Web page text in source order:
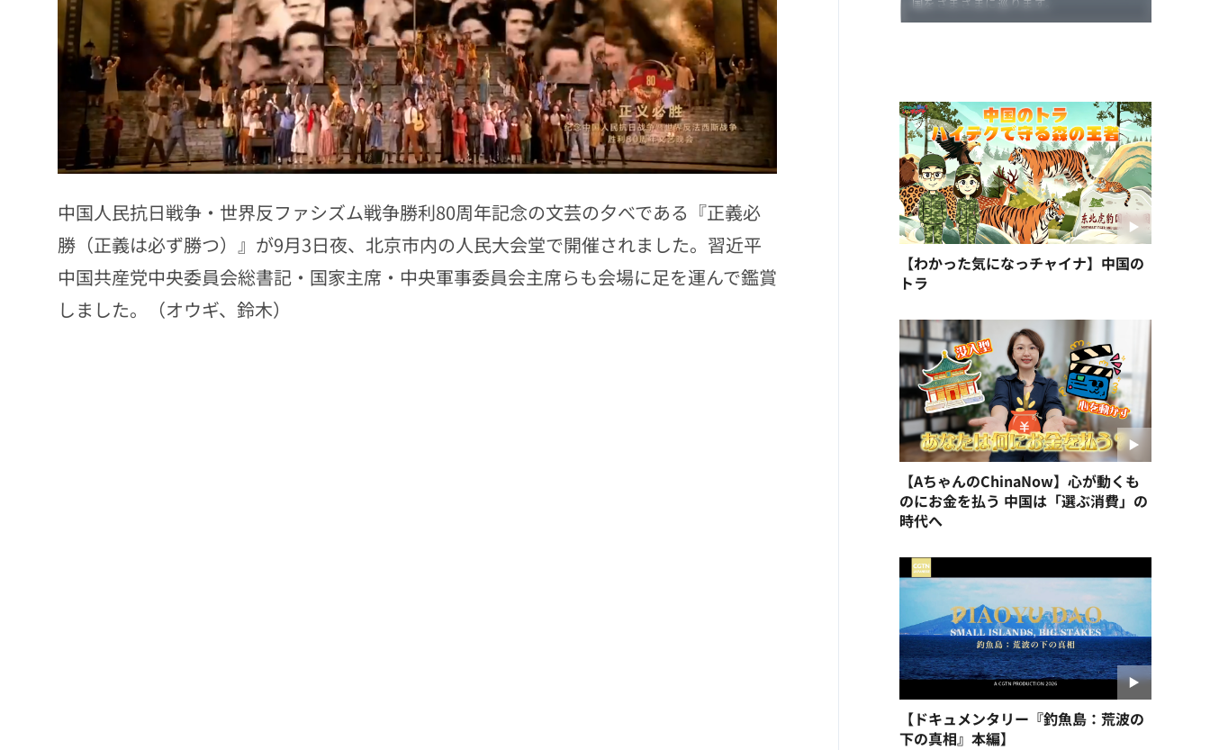
中国人民抗日戦争・世界反ファシズム戦争勝利80周年記念の文芸の夕べである『正義必
勝（正義は必ず勝つ）』が9月3日夜、北京市内の人民大会堂で開催されました。習近平
中国共産党中央委員会総書記・国家主席・中央軍事委員会主席らも会場に足を運んで鑑賞
しました。（オウギ、鈴木）
【わかった気になっチャイナ】中国の
トラ
【AちゃんのChinaNow】心が動くも
のにお金を払う 中国は「選ぶ消費」の
時代へ
【ドキュメンタリー『釣魚島：荒波の
下の真相』本編】